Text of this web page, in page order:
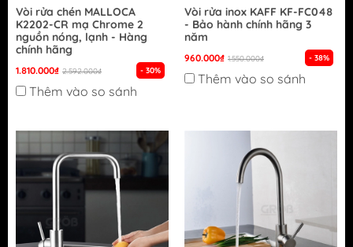
Vòi rửa chén MALLOCA
K2202-CR mạ Chrome 2
nguồn nóng, lạnh - Hàng
chính hãng
1.810.000₫ 2.592.000₫ - 30%
Thêm vào so sánh
Vòi rửa inox KAFF KF-FC048
- Bảo hành chính hãng 3
năm
960.000₫ 1.550.000₫ - 38%
Thêm vào so sánh